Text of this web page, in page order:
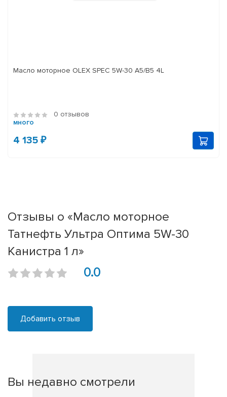
Масло моторное OLEX SPEC 5W-30 A5/B5 4L
0 отзывов
много
4 135 ₽
Отзывы о «Масло моторное
Татнефть Ультра Оптима 5W-30
Канистра 1 л»
0.0
Добавить отзыв
Вы недавно смотрели